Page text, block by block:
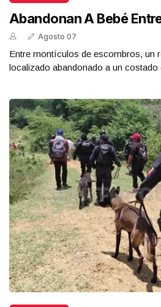
Abandonan A Bebé
Agosto 07
Entre montículos de escombros, un
localizado abandonado a un costado